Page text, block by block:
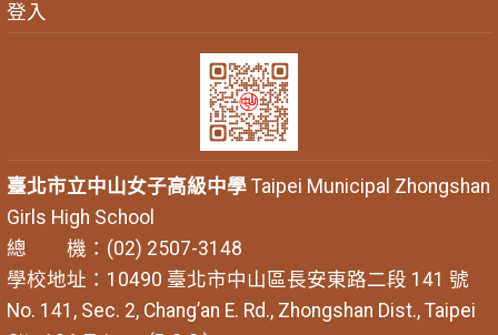
登入
臺北市立中山女子高級中學Taipei Municipal Zhongshan
Girls High School
總 機：(02) 2507-3148
學校地址：10490 臺北市中山區長安東路二段 141 號
No. 141, Sec. 2, Chang’an E. Rd., Zhongshan Dist., Taipei